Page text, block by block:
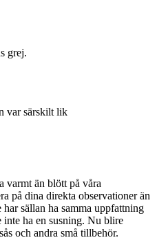
grej.
var särskilt lik
varmt än blött på våra
på dina direkta observationer än
sällan ha samma uppfattning
ha en susning. Nu blire
och andra små tillbehör.